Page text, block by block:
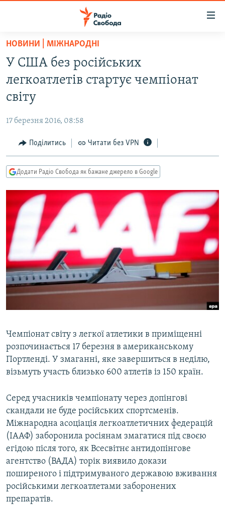
Перейти
основного
матеріалу
Перейти
до
основної
навігації
Перейти
до
пошуку
РАДІО СВОБОДА – 70 РОКІВ
СТАТТІ
ЕКОНОМІКА
СУСПІЛЬСТВО
УКРАЇНА
СВІТ
РОСІЙСЬКА «ФІЛЬТРАЦІЯ»
ДОНБАС.РЕАЛІЇ
ТИ ЯК?
СХЕМИ
КИТАЙ.ВИКЛИКИ
МУЛЬТИМЕДІА
ФОТО
СПЕЦПРОЄКТИ
ПОДКАСТИ
РУС
УКР
КТАТ
ДОЛУЧАЙСЯ!
Усі сайти RFE/RL
НОВИНИ | МІЖНАРОДНІ
У США без російських
легкоатлетів стартує чемпіонат
світу
17 березня 2016, 08:58
Поділитись Читати без VPN
Додати Радіо Свобода як бажане джерело в Google
Чемпіонат світу з легкої атлетики в приміщенні
розпочинається 17 березня в американському
Портленді. У змаганні, яке завершиться в неділю,
візьмуть участь близько 600 атлетів із 150 країн.
Серед учасників чемпіонату через допінгові
скандали не буде російських спортсменів.
Міжнародна асоціація легкоатлетичних федерацій
(ІААФ) заборонила росіянам змагатися під своєю
егідою після того, як Всесвітнє антидопінгове
агентство (ВАДА) торік виявило докази
поширеного і підтримуваного державою вживання
російськими легкоатлетами заборонених
препаратів.